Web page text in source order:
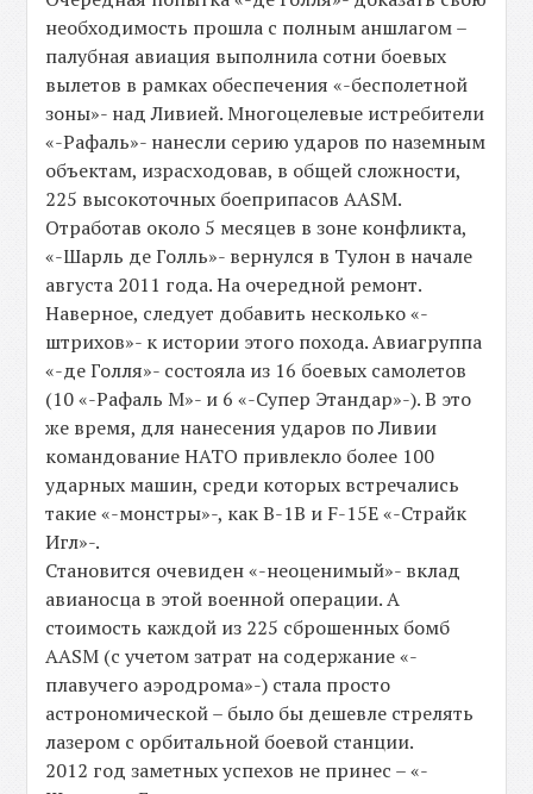
необходимость прошла с полным аншлагом –
палубная авиация выполнила сотни боевых
вылетов в рамках обеспечения «-бесполетной
зоны»- над Ливией. Многоцелевые истребители
«-Рафаль»- нанесли серию ударов по наземным
объектам, израсходовав, в общей сложности,
225 высокоточных боеприпасов AASM.
Отработав около 5 месяцев в зоне конфликта,
«-Шарль де Голль»- вернулся в Тулон в начале
августа 2011 года. На очередной ремонт.
Наверное, следует добавить несколько «-
штрихов»- к истории этого похода. Авиагруппа
«-де Голля»- состояла из 16 боевых самолетов
(10 «-Рафаль М»- и 6 «-Супер Этандар»-). В это
же время, для нанесения ударов по Ливии
командование НАТО привлекло более 100
ударных машин, среди которых встречались
такие «-монстры»-, как B-1B и F-15E «-Страйк
Игл»-.
Становится очевиден «-неоценимый»- вклад
авианосца в этой военной операции. А
стоимость каждой из 225 сброшенных бомб
AASM (с учетом затрат на содержание «-
плавучего аэродрома»-) стала просто
астрономической – было бы дешевле стрелять
лазером с орбитальной боевой станции.
2012 год заметных успехов не принес – «-